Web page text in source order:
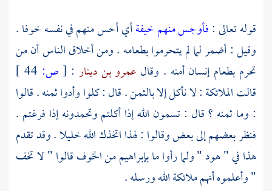
قوله تعالى :فأوجس منهم خيفةأي أحس منهم في نفسه خوفا .
وقيل : أضمر لما لم يتحرموا بطعامه . ومن أخلاق الناس أن من
تحرم بطعام إنسان أمنه . وقال عمرو بن دينار :
[ص:
قالت الملائكة : لا نأكل إلا بالثمن . قال : كلوا وأدوا ثمنه . قالوا
: وما ثمنه ؟ قال : تسمون الله إذا أكلتم وتحمدونه إذا فرغتم .
فنظر بعضهم إلى بعض وقالوا : لهذا اتخذك الله خليلا . وقد تقدم
هذا في " هود " ولما رأوا مابإبراهيممن الخوف قالوا " لا تخف
" وأعلموه أنهم ملائكة الله ورسله .